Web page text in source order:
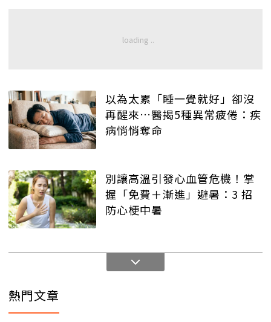
以為太累「睡一覺就好」卻沒
再醒來…醫揭5種異常疲倦：疾
病悄悄奪命
別讓高溫引發心血管危機！掌
握「免費＋漸進」避暑：3 招
防心梗中暑
熱門文章